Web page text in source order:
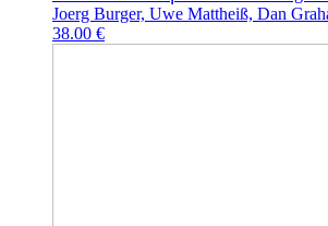
Joerg Burger, Uwe Mattheiß, Dan
38.00 €